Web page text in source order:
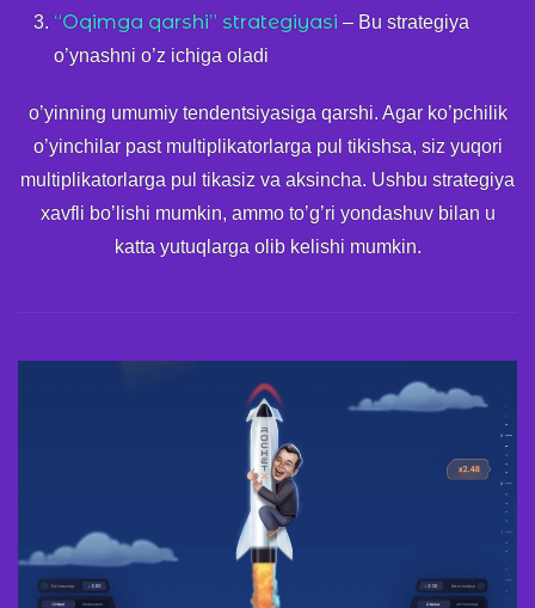
“Oqimga qarshi” strategiyasi – Bu strategiya
o’ynashni o’z ichiga oladi
o’yinning umumiy tendentsiyasiga qarshi. Agar ko’pchilik
o’yinchilar past multiplikatorlarga pul tikishsa, siz yuqori
multiplikatorlarga pul tikasiz va aksincha. Ushbu strategiya
xavfli bo’lishi mumkin, ammo to’g’ri yondashuv bilan u
katta yutuqlarga olib kelishi mumkin.